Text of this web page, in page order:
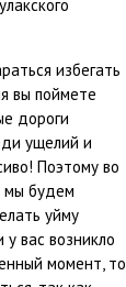
избегать
вы поймете
дороги
ущелий и
Поэтому во
мы будем
уйму
вас возникло
момент, то